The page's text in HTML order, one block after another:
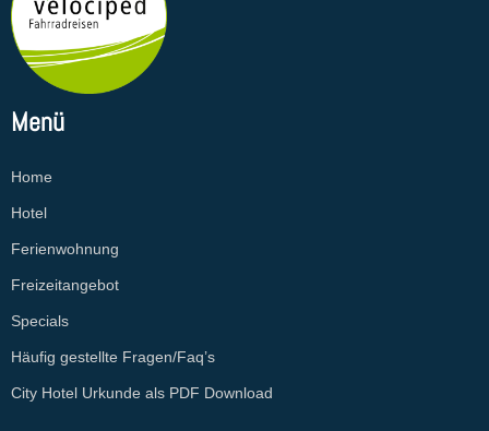
Menü
Home
Hotel
Ferienwohnung
Freizeitangebot
Specials
Häufig gestellte Fragen/Faq’s
City Hotel Urkunde als PDF Download